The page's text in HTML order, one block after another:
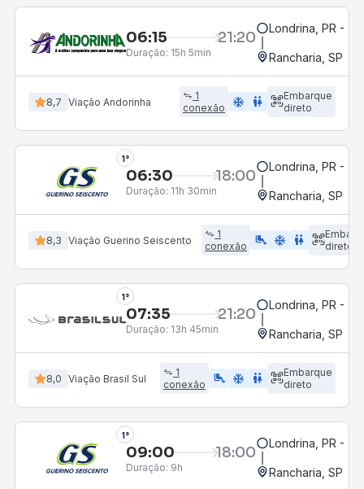
06:15 21:20
Duração: 15h 5min
Londrina, PR -
Rancharia, SP
8,7 Viação Andorinha
1
conexão
ac_unit wc
Embarque
direto
1°
06:30 18:00
Duração: 11h 30min
Londrina, PR -
Rancharia, SP
8,3 Viação Guerino Seiscento
1
conexão
airline_seat_legroom_extra ac_unit WC
direto
1°
07:35 21:20
Duração: 13h 45min
Londrina, PR -
Rancharia, SP
8,0 Viação Brasil Sul
1
conexão
airline_seat_legroom_extra ac_unit wc
Embarque
direto
1°
09:00 18:00
Duração: 9h
Londrina, PR -
Rancharia, SP